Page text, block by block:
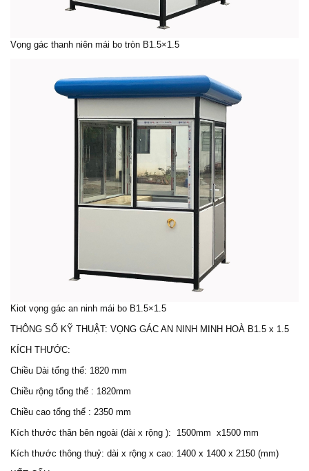
Vọng gác thanh niên mái bo tròn B1.5×1.5
Kiot vọng gác an ninh mái bo B1.5×1.5
THÔNG SỐ KỸ THUẬT: VỌNG GÁC AN NINH MINH HOÀ B1.5 x 1.5
KÍCH THƯỚC:
Chiều Dài tổng thể: 1820 mm
Chiều rộng tổng thể : 1820mm
Chiều cao tổng thể : 2350 mm
Kích thước thân bên ngoài (dài x rộng ): 1500mm x1500 mm
Kích thước thông thuỷ: dài x rộng x cao: 1400 x 1400 x 2150 (mm)